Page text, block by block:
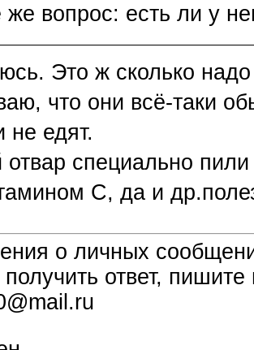
же вопрос: есть ли у
Это ж сколько
что они всё-таки
не едят.
специально
С, да и
о личных
ответ,